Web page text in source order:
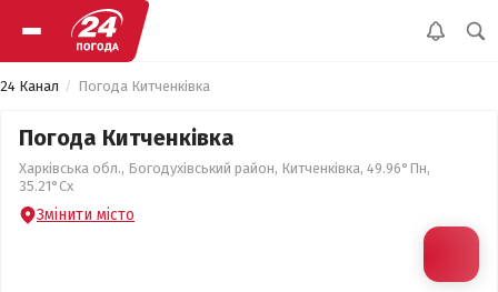
24 Канал Погода Китченківка
Погода Китченківка
Харківська обл., Богодухівський район, Китченківка, 49.96°Пн,
35.21°Сх
Змінити місто